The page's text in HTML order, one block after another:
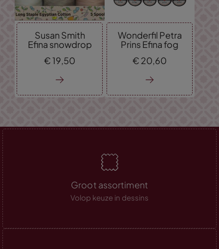
Susan Smith
Efina snowdrop
€19, 50
Wonderfil Petra
Prins Efina fog
€ 20, 60
Groot assortiment
Volop keuze in dessins